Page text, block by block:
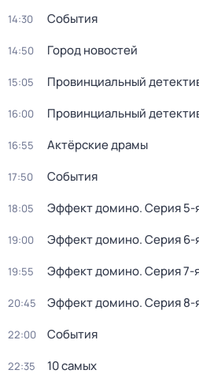
14:30 События
14:50 Город новостей
15:05 Провинциальный
16:00 Провинциальный
16:55 Актёрские драмы
17:50 События
18:05 Эффект домино. Серия 5-
19:00 Эффект домино. Серия 6-
19:55 Эффект домино. Серия 7-
20:45 Эффект домино. Серия 8-
22:00 События
22:35 10 самых